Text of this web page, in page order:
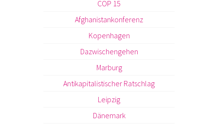
COP 15
Afghanistankonferenz
Kopenhagen
Dazwischengehen
Marburg
Antikapitalistischer Ratschlag
Leipzig
Dänemark